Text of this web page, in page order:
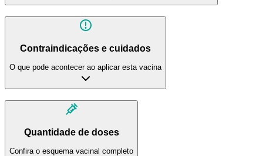
Contraindicações e cuidados
O que pode acontecer ao aplicar esta vacina
Quantidade de doses
Confira o esquema vacinal completo